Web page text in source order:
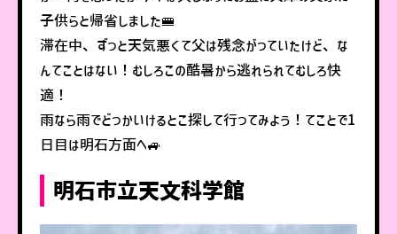
子供らと帰省しました🚝
滞在中、ずっと天気悪くて父は残念がっていたけど、な
んてことはない！むしろこの酷暑から逃れられてむしろ快
適！
雨なら雨でどっかいけるとこ探して行ってみよう！てことで1
日目は明石方面へ🚙
明石市立天文科学館